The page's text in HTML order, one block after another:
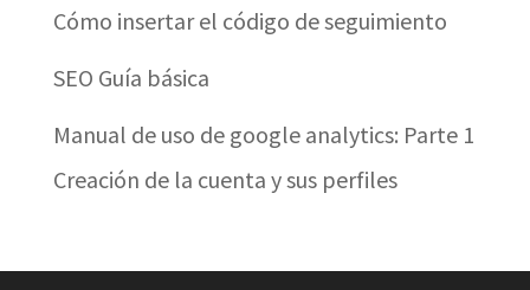
Cómo insertar el código de seguimiento
SEO Guía básica
Manual de uso de google analytics: Parte 1
Creación de la cuenta y sus perfiles